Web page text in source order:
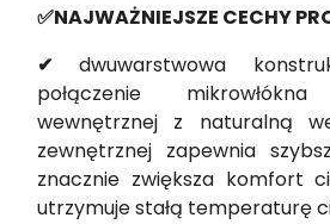
✅NAJWAŻNIEJSZE CECHY
✔ dwuwarstwowa
połączenie
wewnętrznej z naturalną
zewnętrznej zapewnia
znacznie zwiększa komfort
utrzymuje stałą temperaturę